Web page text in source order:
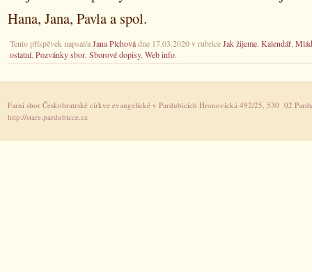
Hana, Jana, Pavla a spol.
Tento příspěvek napsal/aJana Plchovádne 17.03.2020 v rubriceJak žijeme Kalendář
ostatní, Pozvánky sbor Sborové dopisy, Web info.
Farní sbor Českobratrské církve evangelické v Pardubicích Hronovická 492/25, 530 02
http://stare.pardubicce.cz